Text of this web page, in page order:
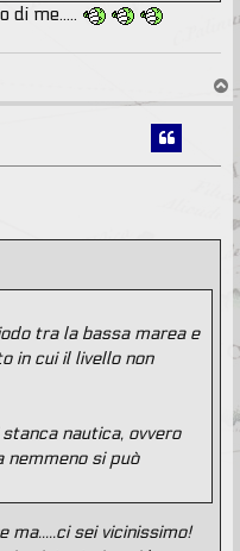
di me.....
o
tra la bassa marea e
in cui il livello non
nautica, ovvero
nemmeno si può
ma.....ci sei vicinissimo!